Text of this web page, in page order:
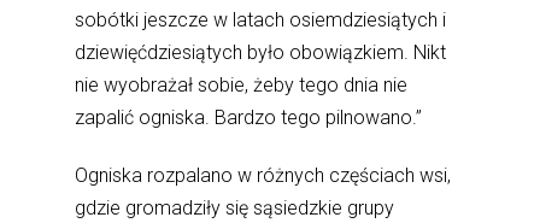
sobótki jeszcze w latach osiemdziesiątych i
dziewięćdziesiątych było obowiązkiem. Nikt
nie wyobrażał sobie, żeby tego dnia nie
zapalić ogniska. Bardzo tego pilnowano.”
Ogniska rozpalano w różnych częściach wsi,
gdzie gromadziły się sąsiedzkie grupy